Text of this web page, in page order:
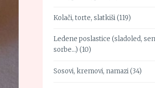
Kolači, torte, slatkiši(119)
Ledene poslastice (sladoled,
sorbe…) (10)
Sosovi, kremovi, namazi(34)